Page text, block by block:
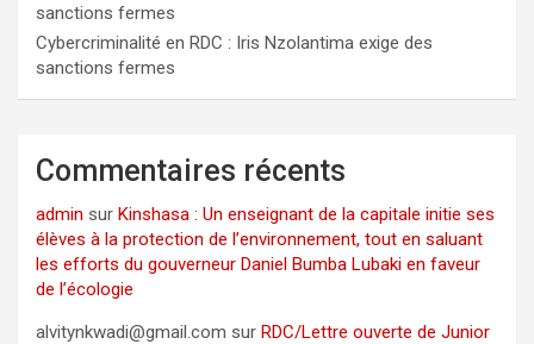
sanctions fermes
Cybercriminalité en RDC : Iris Nzolantima exige des
sanctions fermes
Commentaires récents
admin sur Kinshasa : Un enseignant de la capitale initie ses
élèves à la protection de l’environnement, tout en saluant
les efforts du gouverneur Daniel Bumba Lubaki en faveur
de l’écologie
alvitynkwadi@gmail.com sur RDC/Lettre ouverte de Junior